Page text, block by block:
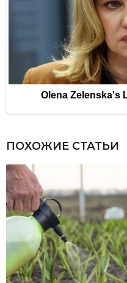
ПОХОЖИЕ СТАТЬИ